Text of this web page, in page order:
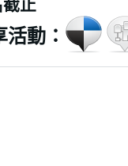
止
活動：